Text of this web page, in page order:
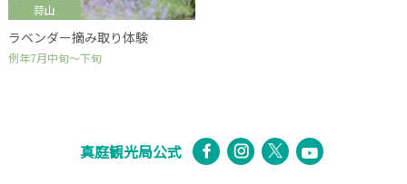
蒜山
ラベンダー摘み取り体験
例年7月中旬～下旬
真庭観光局公式